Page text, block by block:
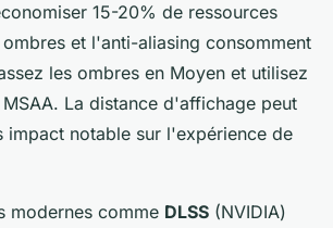
15-20% de ressources
et l'anti-aliasing consomment
les ombres en Moyen et utilisez
La distance d'affichage peut
impact notable sur l'expérience de
modernes comme DLSS (NVIDIA)